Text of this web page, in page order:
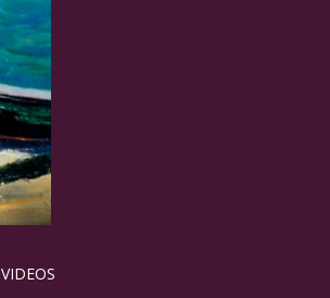
VIDEOS